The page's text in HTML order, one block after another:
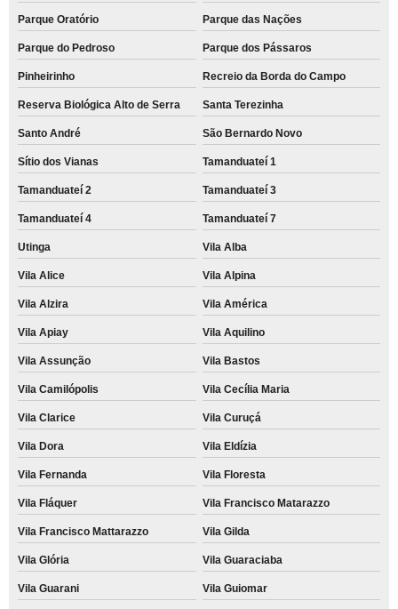
Parque Oratório Parque das Nações
Parque do Pedroso Parque dos Pássaros
Pinheirinho Recreio da Borda do Campo
Reserva Biológica Alto de Serra Santa Terezinha
Santo André São Bernardo Novo
Sítio dos Vianas Tamanduateí 1
Tamanduateí 2 Tamanduateí 3
Tamanduateí 4 Tamanduateí 7
Utinga Vila Alba
Vila Alice Vila Alpina
Vila Alzira Vila América
Vila Apiay Vila Aquilino
Vila Assunção Vila Bastos
Vila Camilópolis Vila Cecília Maria
Vila Clarice Vila Curuçá
Vila Dora Vila Eldízia
Vila Fernanda Vila Floresta
Vila Fláquer Vila Francisco Matarazzo
Vila Francisco Mattarazzo Vila Gilda
Vila Glória Vila Guaraciaba
Vila Guarani Vila Guiomar